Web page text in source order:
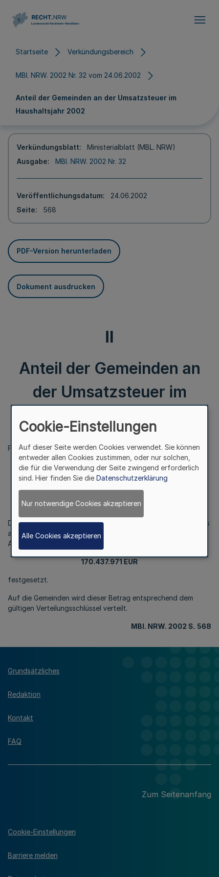
Startseite Verkündungsbereich
MBl. NRW. 2002 Nr. 32 vom 24.06.2002
Anteil der Gemeinden an der Umsatzsteuer im
Haushaltsjahr 2002
Verkündungsblatt
Ministerialblatt (MBL. NRW)
Ausgabe
MBl. NRW. 2002 Nr. 32
Veröffentlichungsdatum
24.06.2002
Seite
568
PDF-Version herunterladen
Dokument ausdrucken
II
Anteil der Gemeinden an
der Umsatzsteuer im
Haushaltsjahr 2002
Finanzministerium
Anteil der Gemeinden an der Umsatzsteuer
im Haushaltsjahr 2002
- KomF 1112 - 6 – IV B 3
Die Gesamtsumme des auf die Gemeinden entfallenden Anteils
an der Umsatz- und Einfuhrumsatzsteuer nach dem Ist-
Aufkommen wird für das I. Quartal 2002 auf
170.437.971 EUR
festgesetzt.
Auf die Gemeinden wird dieser Betrag entsprechend dem
gültigen Verteilungsschlüssel verteilt.
MBl. NRW. 2002 S. 568
Grundsätzliches
Redaktion
Kontakt
FAQ
Zum Seitenanfang
Cookie-Einstellungen
Barriere melden
Cookie-Einstellungen
Auf dieser Seite werden Cookies verwendet. Sie können
entweder allen Cookies zustimmen, oder nur solchen,
die für die Verwendung der Seite zwingend erforderlich
sind. Hier finden Sie die Datenschutzerklärung
Nur notwendige Cookies akzeptieren
Alle Cookies akzeptieren